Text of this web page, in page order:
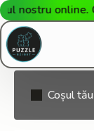
nostru online.
Coșul